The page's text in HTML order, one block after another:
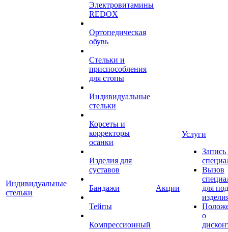
Индивидуальные
стельки
Электровитамины
REDOX
Ортопедическая
обувь
Стельки и
приспособления
для стопы
Индивидуальные
стельки
Корсеты и
корректоры
осанки
Изделия для
суставов
Бандажи
Тейпы
Компрессионный
Акции
Услуги
Запись
Вызов
для
о